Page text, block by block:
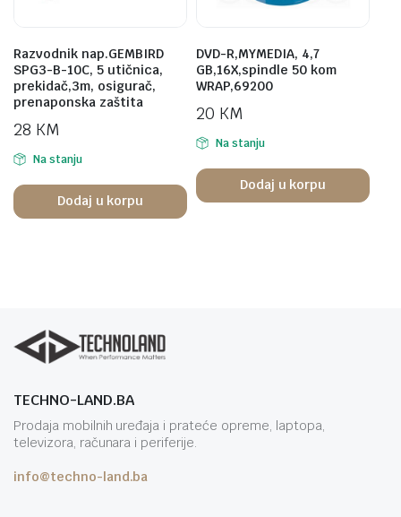
Razvodnik nap.GEMBIRD
SPG3-B-10C, 5 utičnica,
prekidač,3m, osigurač,
prenaponska zaštita
28 KM
Na stanju
Dodaj u korpu
DVD-R,MYMEDIA, 4,7
GB,16X,spindle 50 kom
WRAP,69200
20 KM
Na stanju
Dodaj u korpu
TECHNO-LAND.BA
Prodaja mobilnih uređaja i prateće opreme, laptopa,
televizora, računara i periferije.
info@techno-land.ba